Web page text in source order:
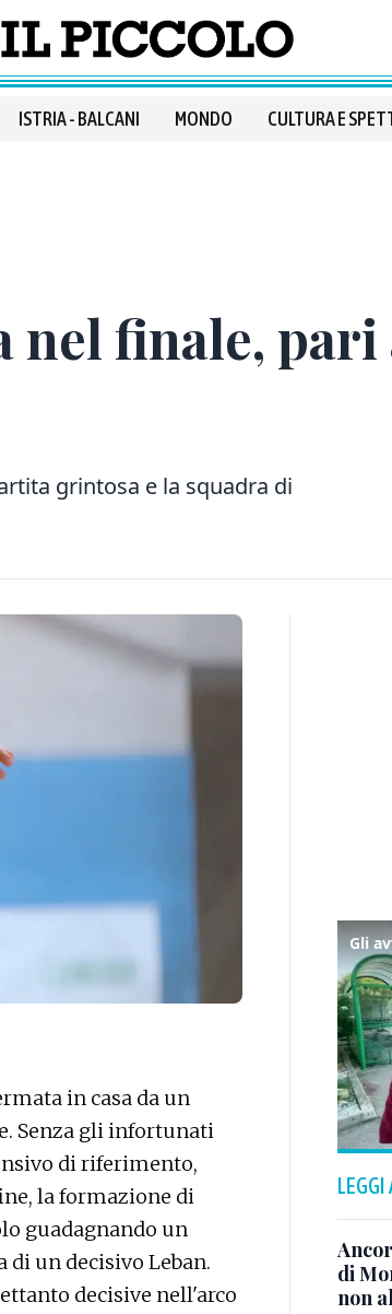
ISTRIA - BALCANI MONDO CULTURA E
nel finale, pari
grintosa e la squadra di
in casa da un
Senza gli infortunati
di riferimento,
la formazione di
guadagnando un
un decisivo Leban.
decisive nell'arco
LEGGI
di
non